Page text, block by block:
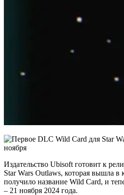
Издательство Ubisoft готовит к
Star Wars Outlaws, которая вышла в
получило название Wild Card, и
– 21 ноября 2024 года.